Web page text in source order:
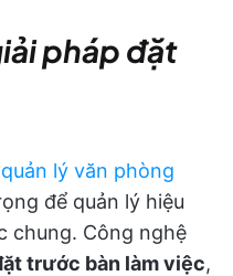
pháp đặt
lý văn phòng
để quản lý hiệu
chung. Công nghệ
trước bàn làm việc,